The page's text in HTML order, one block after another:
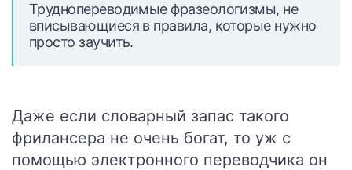
Труднопереводимые фразеологизмы, не
вписывающиеся в правила, которые нужно
просто заучить.
Даже если словарный запас такого
фрилансера не очень богат, то уж с
помощью электронного переводчика он